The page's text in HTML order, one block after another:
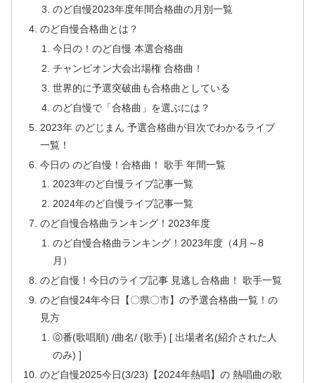
のど自慢2023年度年間合格曲の月別一覧
のど自慢合格曲とは？
今日の！のど自慢 本選合格曲
チャンピオン大会出場権 合格曲！
世界的に予選突破曲も合格曲としている
のど自慢で「合格曲」を選ぶには？
2023年 のどじまん 予選合格曲が目次でわかるライブ
一覧！
今日の のど自慢！合格曲！ 歌手 年間一覧
2023年のど自慢ライブ記事一覧
2024年のど自慢ライブ記事一覧
のど自慢合格曲ランキング！2023年度
のど自慢合格曲ランキング！2023年度（4月～8
月）
のど自慢！今日のライブ記事 見逃し合格曲！ 歌手一覧
のど自慢24年今日【〇県〇市】の予選合格曲一覧！の
見方
⓪番(歌唱順) /曲名/ (歌手) [ 出場者名(紹介された人
のみ) ]
のど自慢2025今日(3/23)【2024年熱唱】の 熱唱曲の歌